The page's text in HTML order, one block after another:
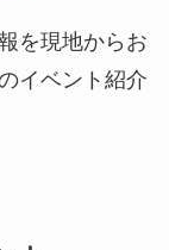
を現地からお
イベント紹介